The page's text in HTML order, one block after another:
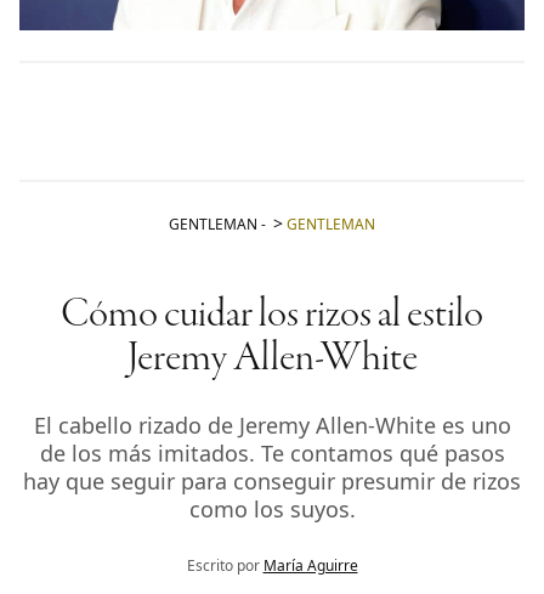
GENTLEMAN - GENTLEMAN
Cómo cuidar los rizos al estilo
Jeremy Allen-White
El cabello rizado de Jeremy Allen-White es uno
de los más imitados. Te contamos qué pasos
hay que seguir para conseguir presumir de rizos
como los suyos.
Escrito por María Aguirre